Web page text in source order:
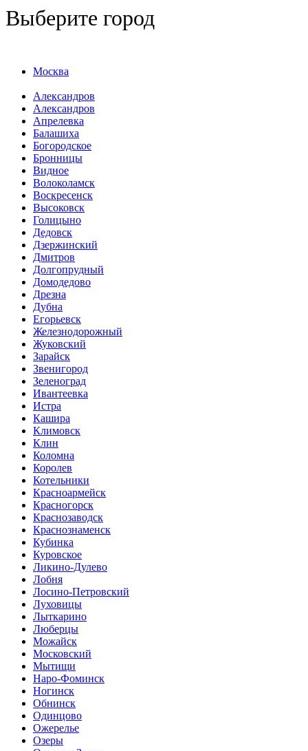
Выберите город
Москва
Александров
Александров
Апрелевка
Балашиха
Богородское
Бронницы
Видное
Волоколамск
Воскресенск
Высоковск
Голицыно
Дедовск
Дзержинский
Дмитров
Долгопрудный
Домодедово
Дрезна
Дубна
Егорьевск
Железнодорожный
Жуковский
Зарайск
Звенигород
Зеленоград
Ивантеевка
Истра
Кашира
Климовск
Клин
Коломна
Королев
Котельники
Красноармейск
Красногорск
Краснозаводск
Краснознаменск
Кубинка
Куровское
Ликино-Дулево
Лобня
Лосино-Петровский
Луховицы
Лыткарино
Люберцы
Можайск
Московский
Мытищи
Наро-Фоминск
Ногинск
Обнинск
Одинцово
Ожерелье
Озеры